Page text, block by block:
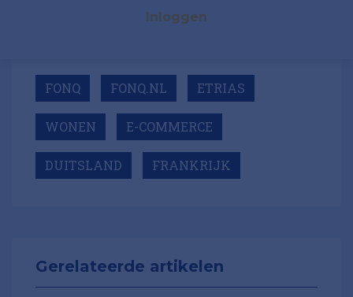
Inloggen
FONQ FONQ.NL ETRIAS
WONEN E-COMMERCE
DUITSLAND FRANKRIJK
Gerelateerde artikelen